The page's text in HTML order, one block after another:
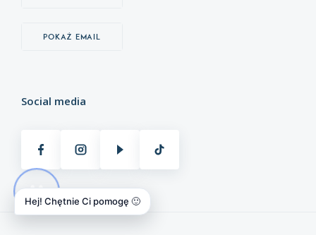
Pokaż email
Social media
Hej! Chętnie Ci pomogę 🙂